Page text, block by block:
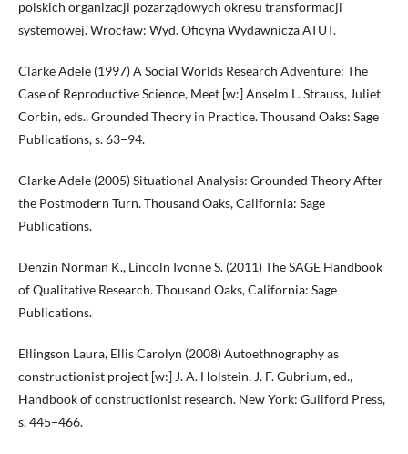
polskich organizacji pozarządowych okresu transformacji
systemowej. Wrocław: Wyd. Oficyna Wydawnicza ATUT.
Clarke Adele (1997) A Social Worlds Research Adventure: The
Case of Reproductive Science, Meet [w:] Anselm L. Strauss, Juliet
Corbin, eds., Grounded Theory in Practice. Thousand Oaks: Sage
Publications, s. 63−94.
Clarke Adele (2005) Situational Analysis: Grounded Theory After
the Postmodern Turn. Thousand Oaks, California: Sage
Publications.
Denzin Norman K., Lincoln Ivonne S. (2011) The SAGE Handbook
of Qualitative Research. Thousand Oaks, California: Sage
Publications.
Ellingson Laura, Ellis Carolyn (2008) Autoethnography as
constructionist project [w:] J. A. Holstein, J. F. Gubrium, ed.,
Handbook of constructionist research. New York: Guilford Press,
s. 445−466.